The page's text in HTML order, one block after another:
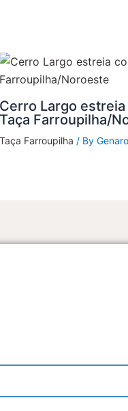
Cerro Largo
Taça Farroupilha/
Taça Farroupilha / By